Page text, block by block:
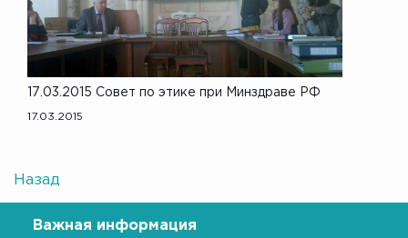
17.03.2015 Совет по этике при Минздраве РФ
17.03.2015
Назад
Важная информация